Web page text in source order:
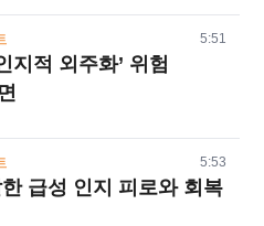
5:51
지적 외주화’ 위험
5:53
급성 인지 피로와 회복